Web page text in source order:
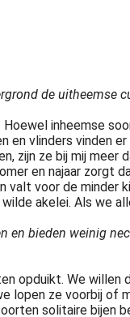
de uitheemse
inheemse
en vlinders vinden
zijn ze bij mij meer
en najaar zorgt
voor de minder
akelei. Als we
en bieden weinig
opduikt. We willen
lopen ze voorbij of
solitaire bijen